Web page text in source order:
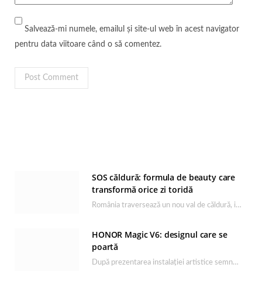
Salvează-mi numele, emailul și site-ul web în acest navigator
pentru data viitoare când o să comentez.
SOS căldură: formula de beauty care
transformă orice zi toridă
România traversează un nou val de căldură, iar rutina de îngrijire capătă un rol esențial…
HONOR Magic V6: designul care se
poartă
După prezentarea instalației artistice semnată de Catrinel Săbăciag în cadrul evenimentului de lansare HONOR Magic…